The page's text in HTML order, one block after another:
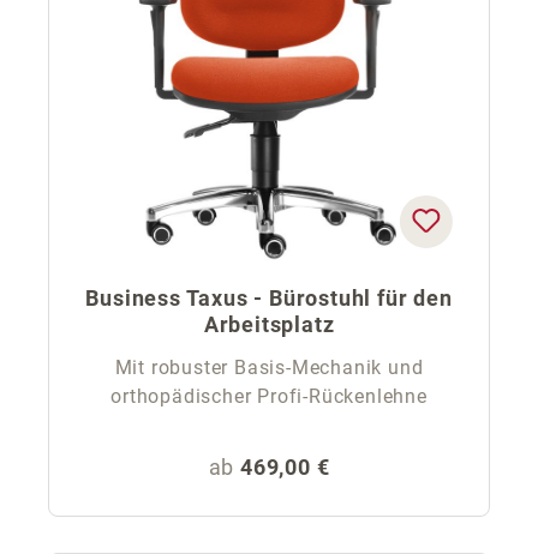
Business Taxus - Bürostuhl für den
Arbeitsplatz
Mit robuster Basis-Mechanik und
orthopädischer Profi-Rückenlehne
Regulärer Preis:
ab 469,00 €